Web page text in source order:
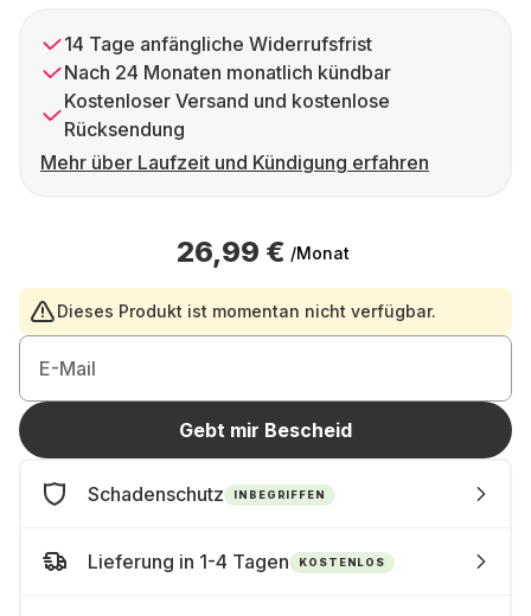
14 Tage anfängliche Widerrufsfrist
Nach 24 Monaten monatlich kündbar
Kostenloser Versand und kostenlose
Rücksendung
Mehr über Laufzeit und Kündigung erfahren
26,99 € /Monat
Dieses Produkt ist momentan nicht verfügbar.
E-Mail
Gebt mir Bescheid
Schadenschutz INBEGRIFFEN
Lieferung in 1-4 Tagen KOSTENLOS